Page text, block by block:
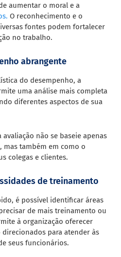
aumentar o moral e a
O reconhecimento e o
fontes podem fortalecer
no trabalho.
abrangente
do desempenho, a
uma análise mais completa
diferentes aspectos de sua
não se baseie apenas
mas também em como o
colegas e clientes.
de treinamento
é possível identificar áreas
de mais treinamento ou
à organização oferecer
direcionados para atender às
seus funcionários.